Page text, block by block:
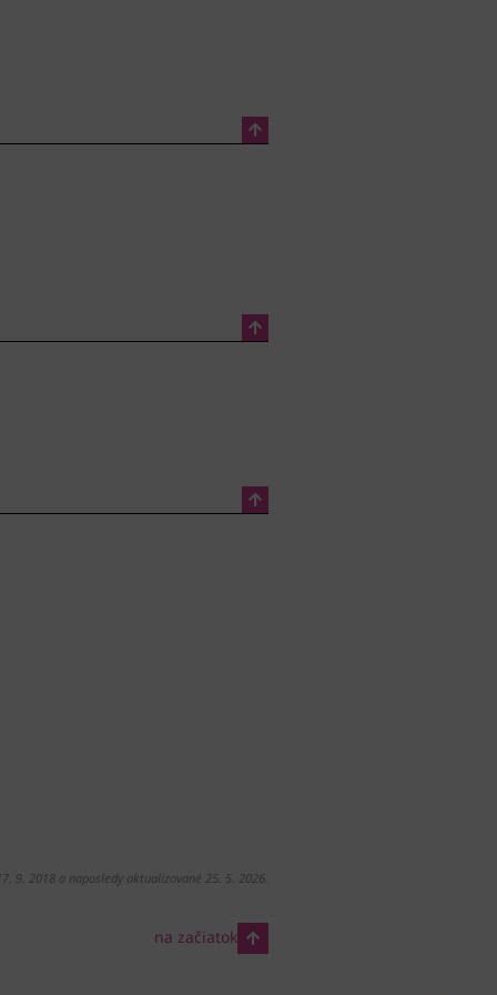
9. 2018 a naposledy aktualizované 25. 5. 2026.
na začiatok